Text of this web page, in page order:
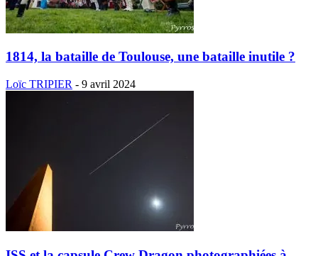
1814, la bataille de Toulouse, une bataille inutile ?
Loïc TRIPIER - 9 avril 2024